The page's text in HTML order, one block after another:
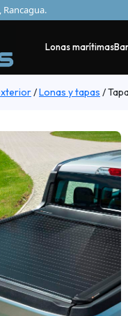
Rancagua.
Lonas marítimas
/Lonas y tapas /